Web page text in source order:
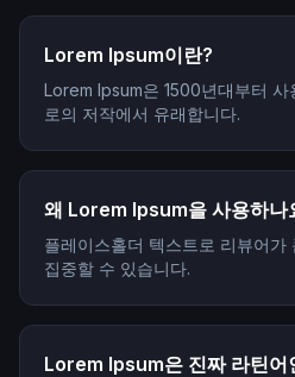
Lorem Ipsum이란?
Lorem Ipsum은 1500년대부터 사
로의 저작에서 유래합니다.
왜 Lorem Ipsum을 사용하나
플레이스홀더 텍스트로 리뷰어가
집중할 수 있습니다.
Lorem Ipsum은 진짜 라틴어